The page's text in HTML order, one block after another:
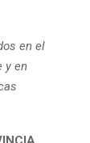
en el
y en